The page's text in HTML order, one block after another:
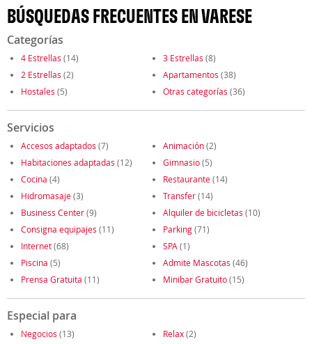
BÚSQUEDAS FRECUENTES EN VARESE
Categorías
4 Estrellas (14) 3 Estrellas (8)
2 Estrellas (2) Apartamentos (38)
Hostales (5) Otras categorías (36)
Servicios
Accesos adaptados (7) Animación(2)
Habitaciones adaptadas (12) Gimnasio(5)
Cocina (4) Restaurante(14)
Hidromasaje(3) Transfer(14)
Business Center(9) Alquiler de bicicletas (10)
Consigna equipajes (11) Parking(71)
Internet(68) SPA (1)
Piscina (5) Admite Mascotas (46)
Prensa Gratuita (11) Minibar Gratuito(15)
Especial para
Negocios (13) Relax(2)